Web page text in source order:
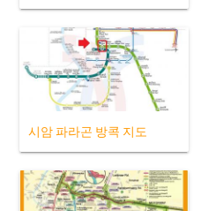
시암 파라곤 방콕 지도